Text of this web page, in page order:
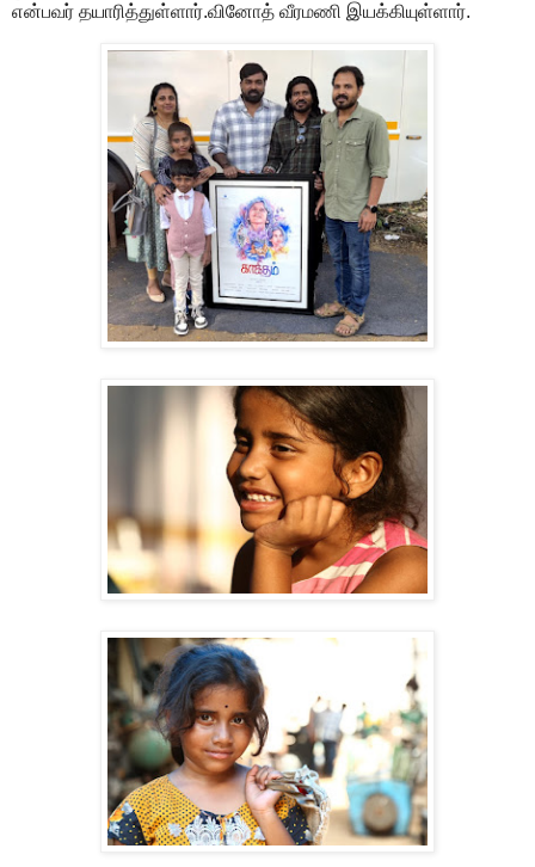
என்பவர் தயாரித்துள்ளார்.வினோத் வீரமணி இயக்கியுள்ளார்.